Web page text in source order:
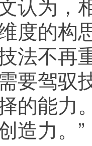
度的构
法不再
要驾驭
的能力
造力。”